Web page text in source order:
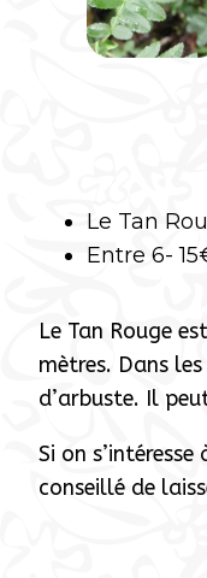
Le Tan
Entre 6-
Le Tan Rouge
mètres. Dans
d’arbuste. Il
Si on
conseillé de